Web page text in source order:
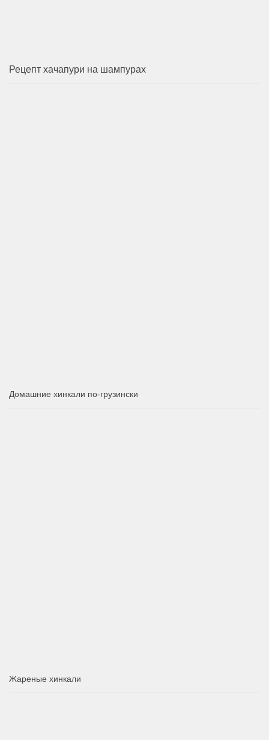
Рецепт хачапури на шампурах
Домашние хинкали по-грузински
Жареные хинкали